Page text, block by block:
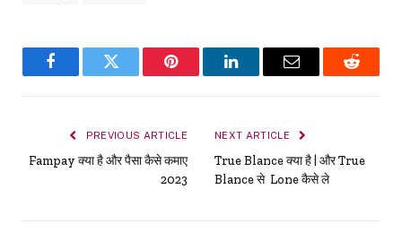
FacebookTwitter Pinterest LinkedInEmail Reddit
PREVIOUS ARTICLE
Fampay क्या है और पैसा कैसे कमाए
2023
NEXT ARTICLE
True Blance क्या है | और True
Blance से Lone कैसे ले